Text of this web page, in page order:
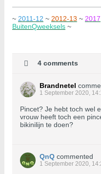
~ 2011-12 ~ 2012-13 ~ 2017
BuitenQweeksels ~
4 comments
Brandnetel
1 September 2020,
Pincet? Je hebt toch wel
vrouw heeft toch een
bikinilijn te doen?
QnQ commented
1 September 2020,